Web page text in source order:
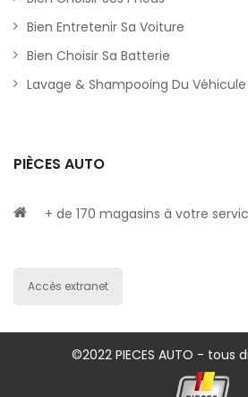
Bien Entretenir Sa Voiture
Bien Choisir Sa Batterie
Lavage & Shampooing Du Véhicule
PIÈCES AUTO
+ de 170 magasins à votre
Accès extranet
©2022 PIECES AUTO - tous